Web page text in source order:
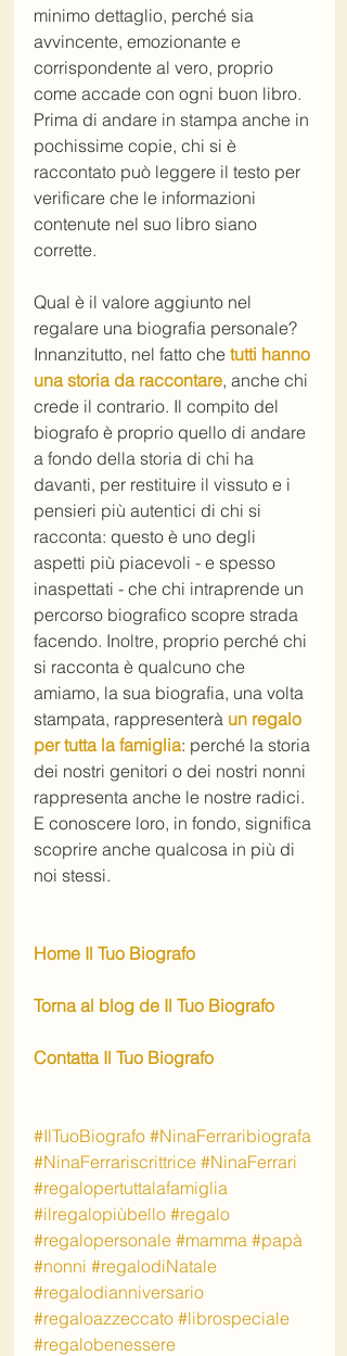
minimo dettaglio, perché sia
avvincente, emozionante e
corrispondente al vero, proprio
come accade con ogni buon libro.
Prima di andare in stampa anche in
pochissime copie, chi si è
raccontato può leggere il testo per
verificare che le informazioni
contenute nel suo libro siano
corrette.
Qual è il valore aggiunto nel
regalare una biografia personale?
Innanzitutto, nel fatto che tutti hanno
una storia da raccontare, anche chi
crede il contrario. Il compito del
biografo è proprio quello di andare
a fondo della storia di chi ha
davanti, per restituire il vissuto e i
pensieri più autentici di chi si
racconta: questo è uno degli
aspetti più piacevoli - e spesso
inaspettati - che chi intraprende un
percorso biografico scopre strada
facendo. Inoltre, proprio perché chi
si racconta è qualcuno che
amiamo, la sua biografia, una volta
stampata, rappresenterà un regalo
per tutta la famiglia: perché la storia
dei nostri genitori o dei nostri nonni
rappresenta anche le nostre radici.
E conoscere loro, in fondo, significa
scoprire anche qualcosa in più di
noi stessi.
Home Il Tuo Biografo
Torna al blog de Il Tuo Biografo
Contatta Il Tuo Biografo
#IlTuoBiografo #NinaFerraribiografa
#NinaFerrariscrittrice #NinaFerrari
#regalopertuttalafamiglia
#ilregalopiùbello #regalo
#regalopersonale #mamma #papà
#nonni #regalodiNatale
#regalodianniversario
#regaloazzeccato #librospeciale
#regalobenessere